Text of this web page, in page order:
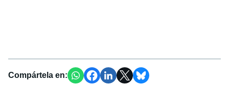
Compártela en: